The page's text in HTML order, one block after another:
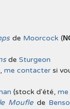
de Moorcock (
de Sturgeon
me contacter si
(stock d'été,
Mouflede